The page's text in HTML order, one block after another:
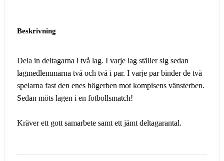
Beskrivning
Dela in deltagarna i två lag. I varje lag ställer sig sedan
lagmedlemmarna två och två i par. I varje par binder de två
spelarna fast den enes högerben mot kompisens vänsterben.
Sedan möts lagen i en fotbollsmatch!
Kräver ett gott samarbete samt ett jämt deltagarantal.